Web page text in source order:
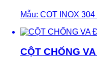
Mẫu: COT INOX 304
CỘT CHỐNG